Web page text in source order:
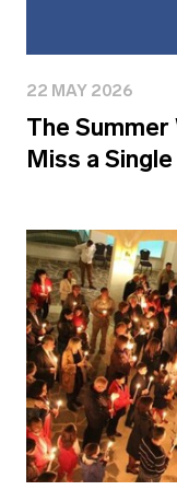
22 MAY 2026
The Summer
Miss a